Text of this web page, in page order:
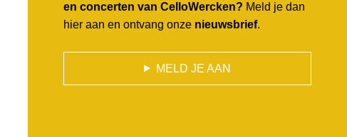
en concerten van CelloWercken? Meld je dan
hier aan en ontvang onze nieuwsbrief.
MELD JE AAN